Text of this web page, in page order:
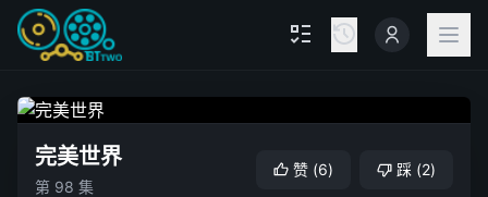
完美世界
第 98 集
赞 (6) 踩 (2)